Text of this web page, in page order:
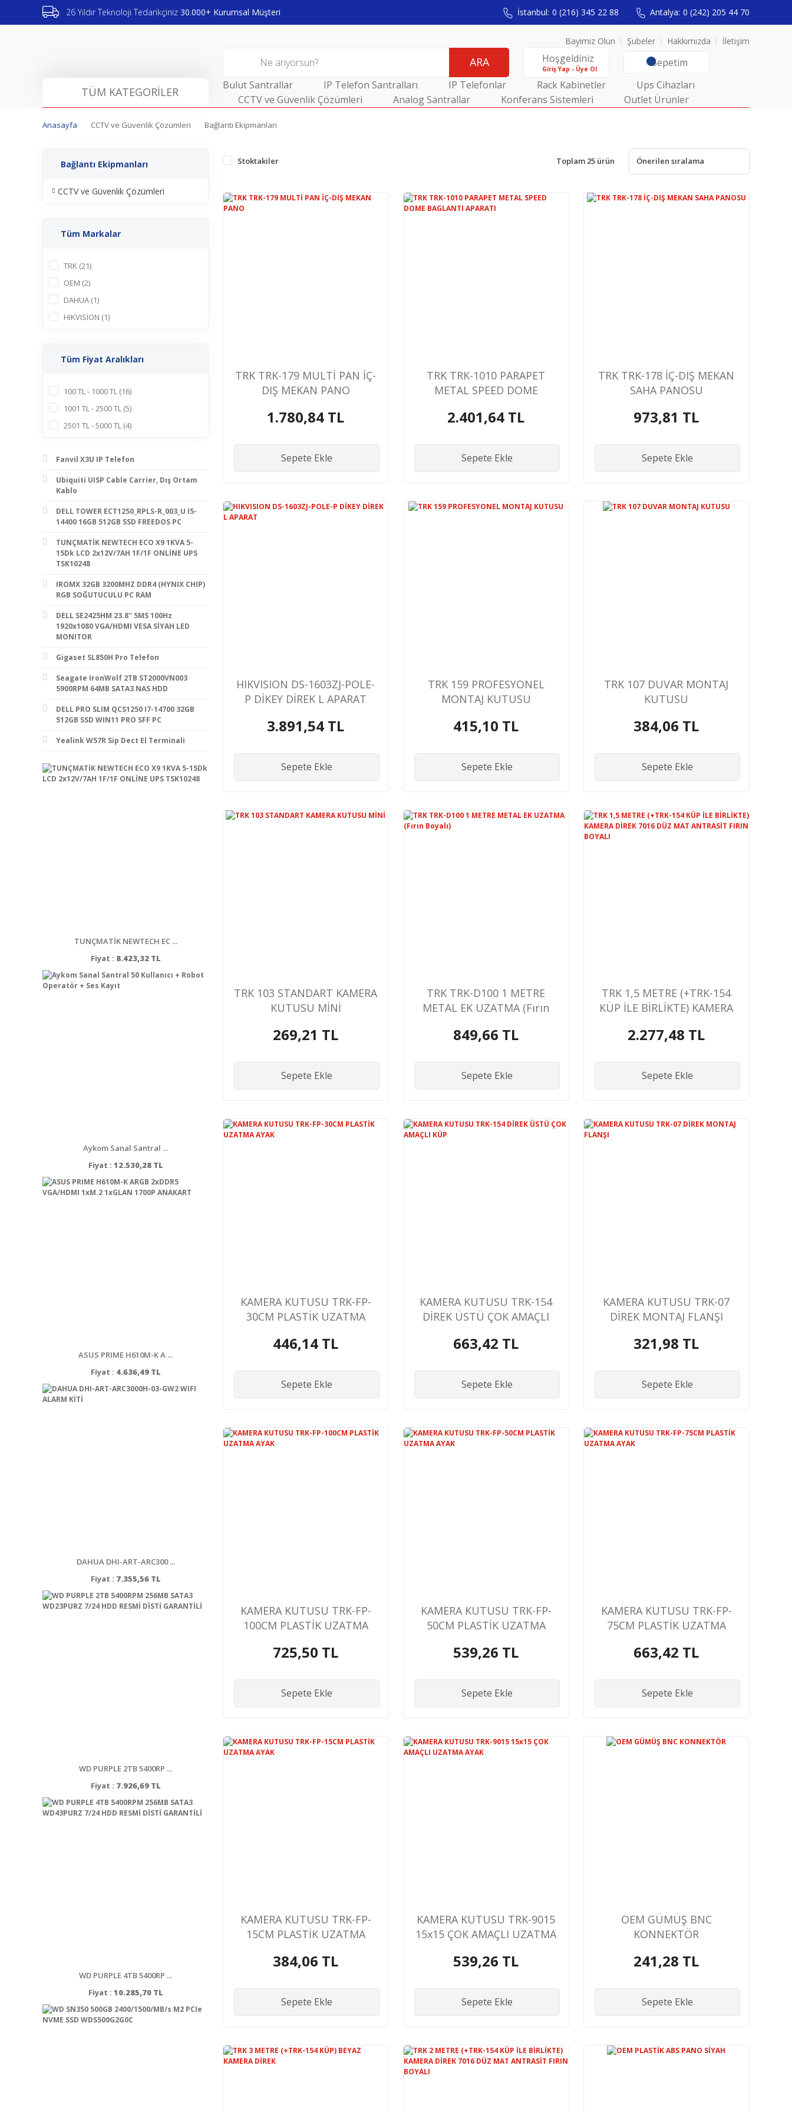
26 Yıldır Teknoloji Tedarikçiniz 30.000+ Kurumsal Müşteri İstanbul: 0 (216) 345 22 88 Antalya: 0 (242) 205 44 70
Bayimiz Olun Şubeler Hakkımızda İletişim
ARA Hoşgeldiniz
Giriş Yap - Üye Ol Sepetim
TÜM KATEGORİLER Bulut Santrallar IP Telefon Santralları IP Telefonlar Rack Kabinetler
Ups Cihazları
CCTV ve Güvenlik Çözümleri
Analog Santrallar Konferans Sistemleri Outlet Ürünler
Anasayfa CCTV ve Güvenlik Çözümleri Bağlantı Ekipmanları
Bağlantı Ekipmanları
CCTV ve Güvenlik Çözümleri
Tüm Markalar
TRK (21)
OEM (2)
DAHUA (1)
HIKVISION (1)
Tüm Fiyat Aralıkları
100 TL - 1000 TL (16)
1001 TL - 2500 TL (5)
2501 TL - 5000 TL (4)
Fanvil X3U IP Telefon
Ubiquiti UISP Cable Carrier, Dış Ortam
Kablo
DELL TOWER ECT1250_RPLS-R_003_U I5-
14400 16GB 512GB SSD FREEDOS PC
TUNÇMATİK NEWTECH ECO X9 1KVA 5-
15Dk LCD 2x12V/7AH 1F/1F ONLİNE UPS
TSK10248
IROMX 32GB 3200MHZ DDR4 (HYNIX CHIP)
RGB SOĞUTUCULU PC RAM
DELL SE2425HM 23.8'' 5MS 100Hz
1920x1080 VGA/HDMI VESA SİYAH LED
MONITOR
Gigaset SL850H Pro Telefon
Seagate IronWolf 2TB ST2000VN003
5900RPM 64MB SATA3 NAS HDD
DELL PRO SLIM QCS1250 I7-14700 32GB
512GB SSD WIN11 PRO SFF PC
Yealink W57R Sip Dect El Terminali
TUNÇMATİK NEWTECH EC ...
Fiyat : 8.423,32 TL
Aykom Sanal Santral ...
Fiyat : 12.530,28 TL
ASUS PRIME H610M-K A ...
Fiyat : 4.636,49 TL
DAHUA DHI-ART-ARC300 ...
Fiyat : 7.355,56 TL
WD PURPLE 2TB 5400RP ...
Fiyat : 7.926,69 TL
WD PURPLE 4TB 5400RP ...
Fiyat : 10.285,70 TL
Stoktakiler Toplam 25 ürün
TRK TRK-179 MULTİ PAN İÇ-
DIŞ MEKAN PANO
1.780,84 TL
Sepete Ekle
TRK TRK-1010 PARAPET
METAL SPEED DOME
2.401,64 TL
Sepete Ekle
TRK TRK-178 İÇ-DIŞ MEKAN
SAHA PANOSU
973,81 TL
Sepete Ekle
HIKVISION DS-1603ZJ-POLE-
P DİKEY DİREK L APARAT
3.891,54 TL
Sepete Ekle
TRK 159 PROFESYONEL
MONTAJ KUTUSU
415,10 TL
Sepete Ekle
TRK 107 DUVAR MONTAJ
KUTUSU
384,06 TL
Sepete Ekle
TRK 103 STANDART KAMERA
KUTUSU MİNİ
269,21 TL
Sepete Ekle
TRK TRK-D100 1 METRE
METAL EK UZATMA (Fırın
849,66 TL
Sepete Ekle
TRK 1,5 METRE (+TRK-154
KÜP İLE BİRLİKTE) KAMERA
ANTRASİT FIRIN BOYALI
2.277,48 TL
Sepete Ekle
KAMERA KUTUSU TRK-FP-
30CM PLASTİK UZATMA
446,14 TL
Sepete Ekle
KAMERA KUTUSU TRK-154
DİREK ÜSTÜ ÇOK AMAÇLI
663,42 TL
Sepete Ekle
KAMERA KUTUSU TRK-07
DİREK MONTAJ FLANŞI
321,98 TL
Sepete Ekle
KAMERA KUTUSU TRK-FP-
100CM PLASTİK UZATMA
725,50 TL
Sepete Ekle
KAMERA KUTUSU TRK-FP-
50CM PLASTİK UZATMA
539,26 TL
Sepete Ekle
KAMERA KUTUSU TRK-FP-
75CM PLASTİK UZATMA
663,42 TL
Sepete Ekle
KAMERA KUTUSU TRK-FP-
15CM PLASTİK UZATMA
384,06 TL
Sepete Ekle
KAMERA KUTUSU TRK-9015
15x15 ÇOK AMAÇLI UZATMA
539,26 TL
Sepete Ekle
OEM GÜMÜŞ BNC
KONNEKTÖR
241,28 TL
Sepete Ekle